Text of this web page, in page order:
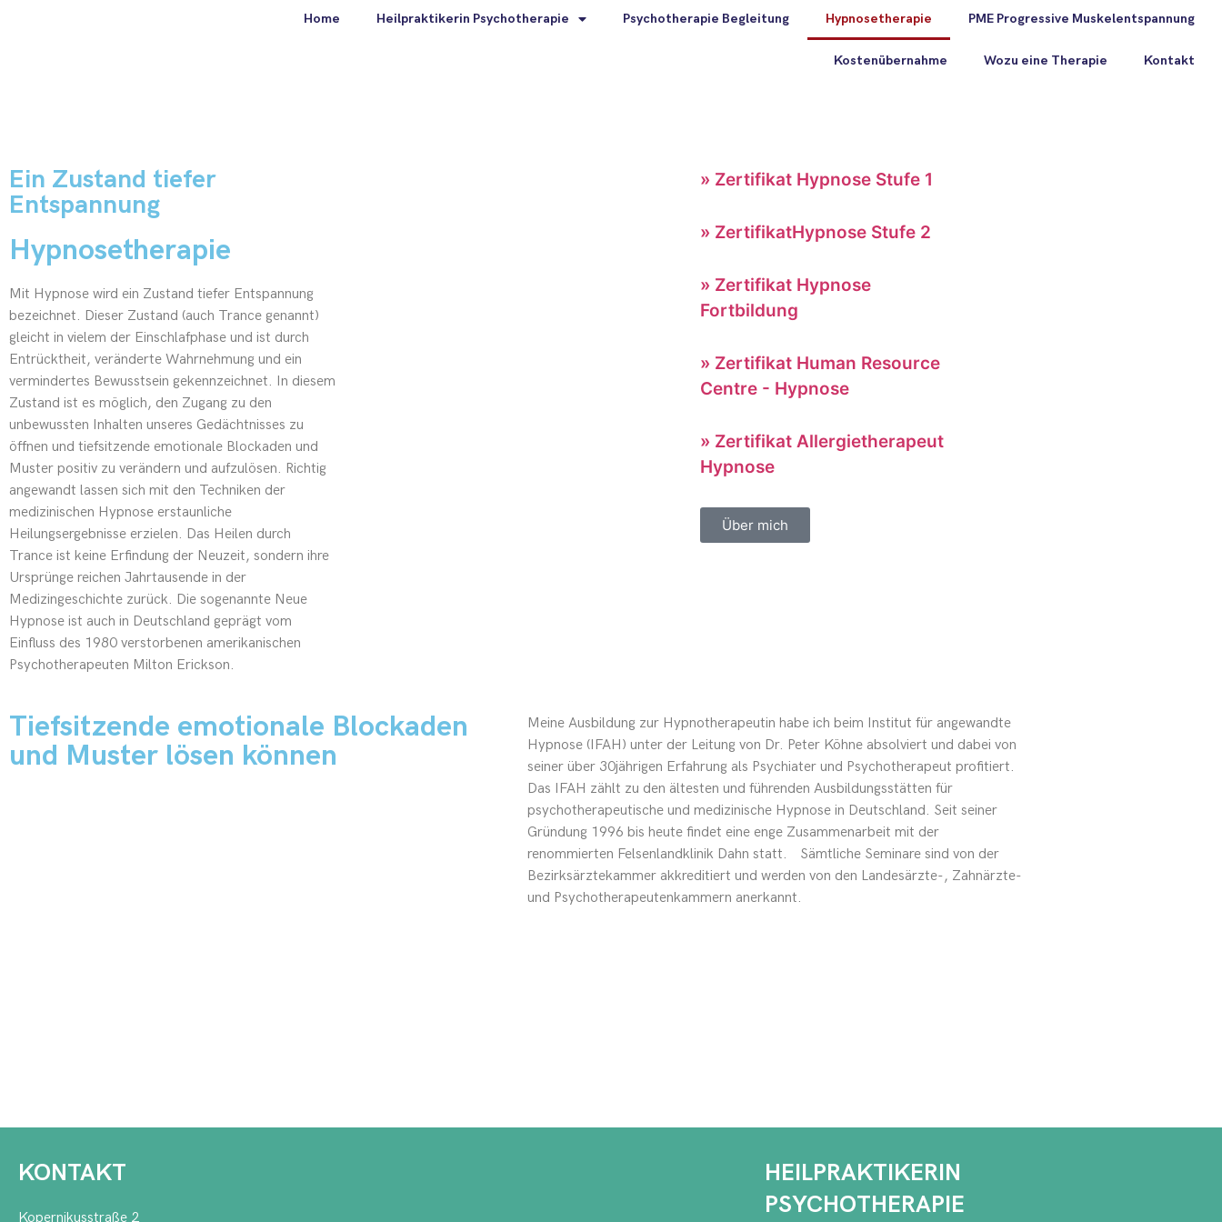
Home Heilpraktikerin Psychotherapie Psychotherapie Begleitung Hypnosetherapie PME Progressive Muskelentspannung
Kostenübernahme Wozu eine Therapie Kontakt
„Ein Ziel ohne einen Termin ist nur ein Traum.“
(Milton Erickson)
Ein Zustand tiefer
Entspannung
Hypnosetherapie
Mit Hypnose wird ein Zustand tiefer Entspannung
bezeichnet. Dieser Zustand (auch Trance genannt)
gleicht in vielem der Einschlafphase und ist durch
Entrücktheit, veränderte Wahrnehmung und ein
vermindertes Bewusstsein gekennzeichnet. In diesem
Zustand ist es möglich, den Zugang zu den
unbewussten Inhalten unseres Gedächtnisses zu
öffnen und tiefsitzende emotionale Blockaden und
Muster positiv zu verändern und aufzulösen. Richtig
angewandt lassen sich mit den Techniken der
medizinischen Hypnose erstaunliche
Heilungsergebnisse erzielen. Das Heilen durch
Trance ist keine Erfindung der Neuzeit, sondern ihre
Ursprünge reichen Jahrtausende in der
Medizingeschichte zurück. Die sogenannte Neue
Hypnose ist auch in Deutschland geprägt vom
Einfluss des 1980 verstorbenen amerikanischen
Psychotherapeuten Milton Erickson.
» Zertifikat Hypnose Stufe 1
» ZertifikatHypnose Stufe 2
» Zertifikat Hypnose
Fortbildung
» Zertifikat Human Resource
Centre - Hypnose
» Zertifikat Allergietherapeut
Hypnose
Über mich
Tiefsitzende emotionale Blockaden
und Muster lösen können
Meine Ausbildung zur Hypnotherapeutin habe ich beim Institut für angewandte
Hypnose (IFAH) unter der Leitung von Dr. Peter Köhne absolviert und dabei von
seiner über 30jährigen Erfahrung als Psychiater und Psychotherapeut profitiert.
Das IFAH zählt zu den ältesten und führenden Ausbildungsstätten für
psychotherapeutische und medizinische Hypnose in Deutschland. Seit seiner
Gründung 1996 bis heute findet eine enge Zusammenarbeit mit der
renommierten Felsenlandklinik Dahn statt. Sämtliche Seminare sind von der
Bezirksärztekammer akkreditiert und werden von den Landesärzte-, Zahnärzte-
und Psychotherapeutenkammern anerkannt.
KONTAKT
Kopernikusstraße 2
HEILPRAKTIKERIN
PSYCHOTHERAPIE